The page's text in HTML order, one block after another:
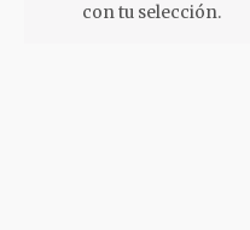
con tu selección.